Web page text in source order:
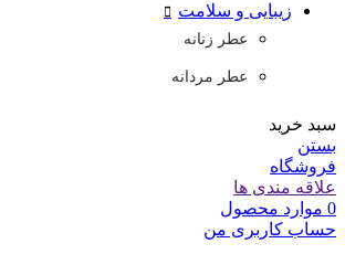
زیبایی و سلامت
عطر زنانه
عطر مردانه
سبد خرید
بستن
فروشگاه
علاقه مندی ها
0 موارد محصول
حساب کاربری من